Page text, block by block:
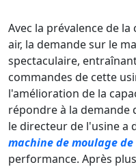
Avec la prévalence de
air, la demande sur le
spectaculaire,
commandes de cette
l'amélioration de la
répondre à la demande
le directeur de l'usine a
machine de moulage
performance. Après